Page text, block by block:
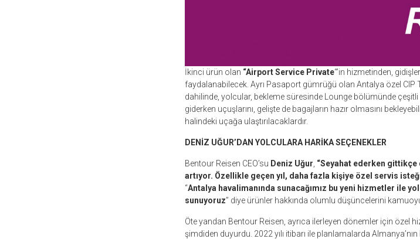
İkinci ürün olan “Airport Service Private“’in hizmetinden,
faydalanabilecek. Ayrı Pasaport gümrüğü olan Antalya özel CIP
dahilinde, yolcular, bekleme süresinde Lounge bölümünde
giderken uçuşlarını, gelişte de bagajların hazır olmasını
halindeki uçağa ulaştırılacaklardır.
DENİZ UĞUR’DAN YOLCULARA HARİKA SEÇENEKLER
Bentour Reisen CEO’su Deniz Uğur “Seyahat ederken
artıyor. Özellikle geçen yıl, daha fazla kişiye özel servis isteği
“Antalya havalimanında sunacağımız bu yeni hizmetler ile
sunuyoruz” diye ürünler hakkında olumlu düşüncelerini
Öte yandan Bentour Reisen, ayrıca ilerleyen dönemler için özel
şimdiden duyurdu. 2022 yılı itibarı ile planlamalarda